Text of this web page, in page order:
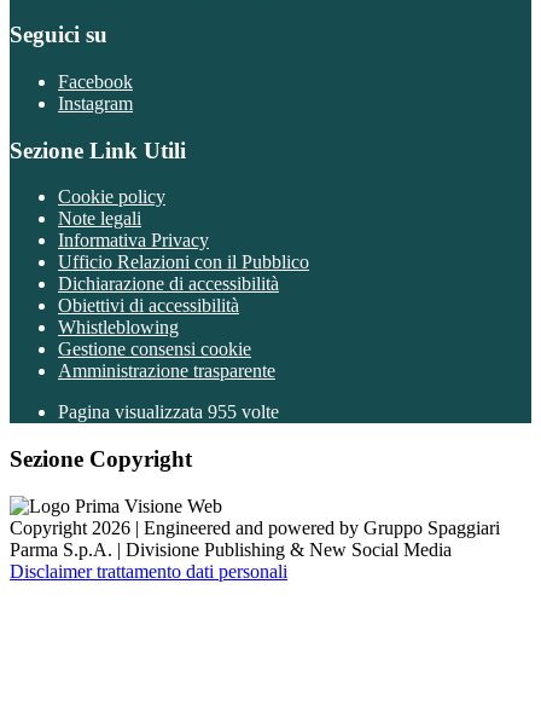
Seguici su
Facebook
Instagram
Sezione Link Utili
Cookie policy
Note legali
Informativa Privacy
Ufficio Relazioni con il Pubblico
Dichiarazione di accessibilità
Obiettivi di accessibilità
Whistleblowing
Gestione consensi cookie
Amministrazione trasparente
Pagina visualizzata 955 volte
Sezione Copyright
Copyright 2026 | Engineered and powered by Gruppo Spaggiari
Parma S.p.A. | Divisione Publishing & New Social Media
Disclaimer trattamento dati personali